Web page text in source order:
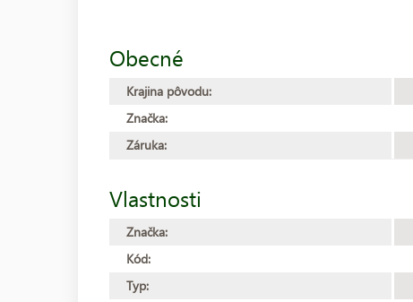
Obecné
Krajina pôvodu:
Značka:
Záruka:
Vlastnosti
Značka:
Kód:
Typ: